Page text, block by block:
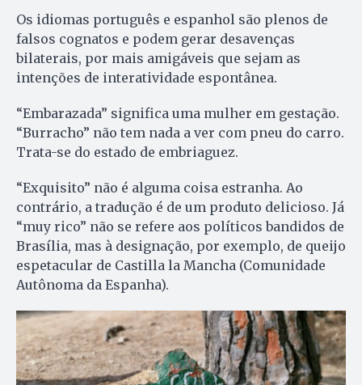
Os idiomas português e espanhol são plenos de
falsos cognatos e podem gerar desavenças
bilaterais, por mais amigáveis que sejam as
intenções de interatividade espontânea.
“Embarazada” significa uma mulher em gestação.
“Burracho” não tem nada a ver com pneu do carro.
Trata-se do estado de embriaguez.
“Exquisito” não é alguma coisa estranha. Ao
contrário, a tradução é de um produto delicioso. Já
“muy rico” não se refere aos políticos bandidos de
Brasília, mas à designação, por exemplo, de queijo
espetacular de Castilla la Mancha (Comunidade
Autônoma da Espanha).